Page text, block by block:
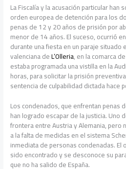
La Fiscalía y la acusación particular han
orden europea de detención para los
penas de 12 y 20 años de prisión por
menor de 14 años. El suceso, ocurrió
durante una fiesta en un paraje situado
valenciana deL’Olleria, en la comarca
estaba programada una vistilla en la
horas, para solicitar la prisión
sentencia de culpabilidad dictada hace
Los condenados, que enfrentan penas
han logrado escapar de la justicia. Uno
frontera entre Austria y Alemania,
a la falta de medidas en el sistema
inmediata de personas condenadas. El
sido encontrado y se desconoce su
que no ha salido de España.